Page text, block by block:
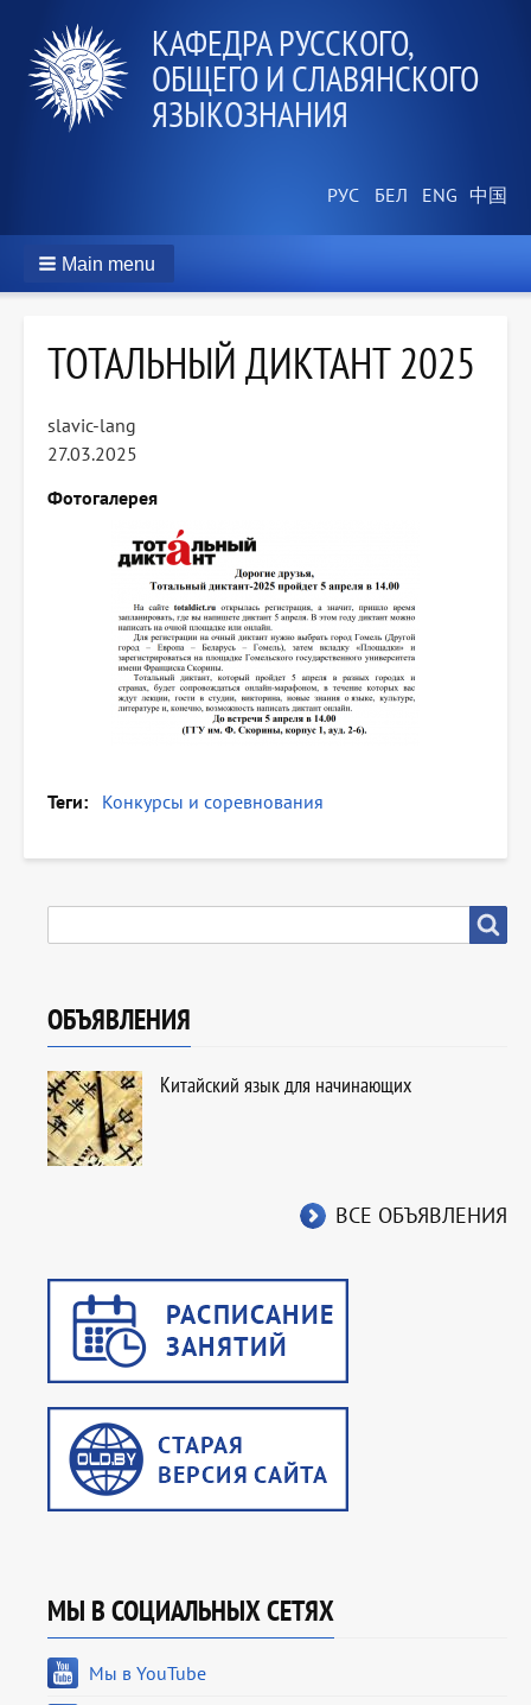
КАФЕДРА РУССКОГО,
ОБЩЕГО И СЛАВЯНСКОГО
ЯЗЫКОЗНАНИЯ
Main menu
ТОТАЛЬНЫЙ ДИКТАНТ 2025
slavic-lang
27.03.2025
Фотогалерея
Теги Конкурсы и соревнования
ОБЪЯВЛЕНИЯ
Китайский язык для начинающих
ВСЕ ОБЪЯВЛЕНИЯ
МЫ В СОЦИАЛЬНЫХ СЕТЯХ
Мы в YouTube